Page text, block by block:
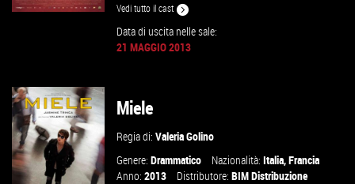
VAI ALLA SCHEDA
Vedi tutto il cast
Data di uscita nelle sale:
21 MAGGIO 2013
Miele
Regia di:Valeria Golino
Genere:Drammatico Nazionalità:Italia,Francia
Anno:2013 Distributore:BIM Distribuzione